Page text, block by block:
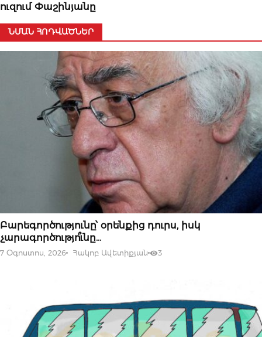
ուզում Փաշինյանը
ՆՄԱՆ ՀՈԴՎԱԾՆԵՐ
07 ՕԳՈՍՏՈՍԻ, 2026
Բարեգործությունը՝ օրենքից դուրս, իսկ
չարագործությո՞ւնը…
7 Օգոստոս, 2026 Հակոբ Ավետիքյան 3